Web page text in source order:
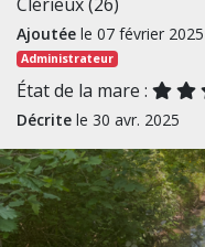
Ajoutée le 07 février 2025
Administrateur
État de la mare :
Décrite le 30 avr. 2025